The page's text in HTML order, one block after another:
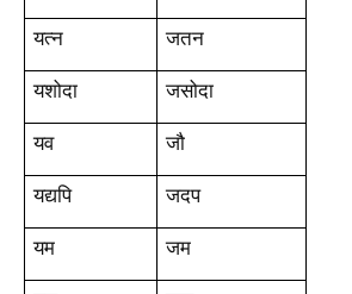
यत्न जतन
यशोदा जसोदा
यव जौ
यद्यपि जदप
यम जम